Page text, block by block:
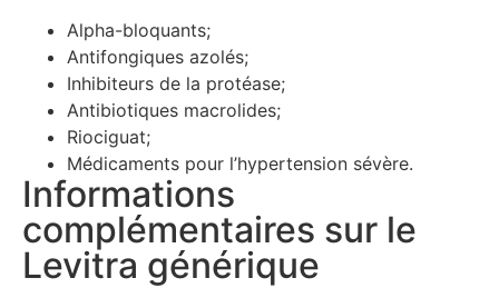
Alpha-bloquants;
Antifongiques azolés;
Inhibiteurs de la protéase;
Antibiotiques macrolides;
Riociguat;
Médicaments pour l’hypertension sévère.
Informations
complémentaires sur le
Levitra générique